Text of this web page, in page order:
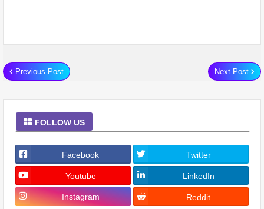
Previous Post Next Post
FOLLOW US
Facebook Twitter
Youtube LinkedIn
Instagram Reddit